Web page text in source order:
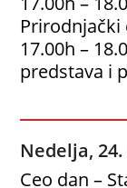
Prirodnjački
17.00h –
predstava i
Nedelja,
Ceo dan –